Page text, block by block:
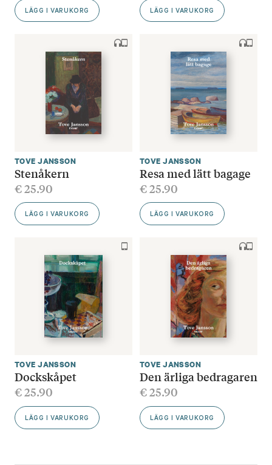
LÄGG I VARUKORG LÄGG I VARUKORG
TOVE JANSSON
Stenåkern
€25.90
LÄGG I VARUKORG
TOVE JANSSON
Resa med lätt bagage
€25.90
LÄGG I VARUKORG
TOVE JANSSON
Dockskåpet
€25.90
LÄGG I VARUKORG
TOVE JANSSON
Den ärliga bedragaren
€25.90
LÄGG I VARUKORG